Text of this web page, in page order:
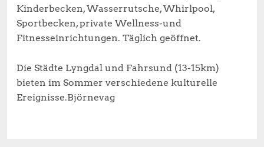
Kinderbecken, Wasserrutsche, Whirlpool,
Sportbecken, private Wellness-und
Fitnesseinrichtungen. Täglich geöffnet.
Die Städte Lyngdal und Fahrsund (13-15km)
bieten im Sommer verschiedene kulturelle
Ereignisse.Björnevag